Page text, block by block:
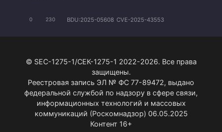
0 230 BDU:2025-05608 CVE-2025-43553
© SEC-1275-1/СЕК-1275-1 2022-2026. Все права
защищены.
Реестровая запись ЭЛ № ФС 77-89472, выдано
федеральной службой по надзору в сфере связи,
информационных технологий и массовых
коммуникаций (Роскомнадзор) 06.05.2025
Контент 16+